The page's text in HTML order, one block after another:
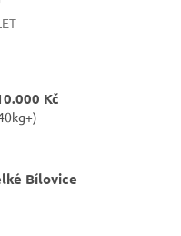
Kč
Bílovice